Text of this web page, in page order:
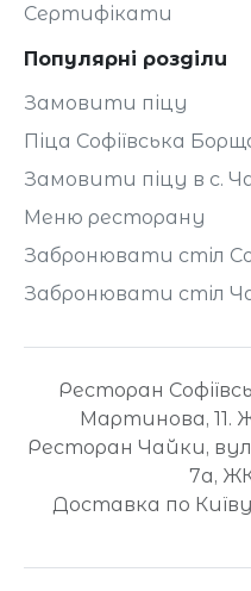
Сертифікати
Популярні розділи
Замовити піцу
Піца Софіївська
Замовити піцу в с.
Меню ресторану
Забронювати стіл
Забронювати стіл
Ресторан
Мартинова, 11.
Ресторан Чайки,
7а,
Доставка по